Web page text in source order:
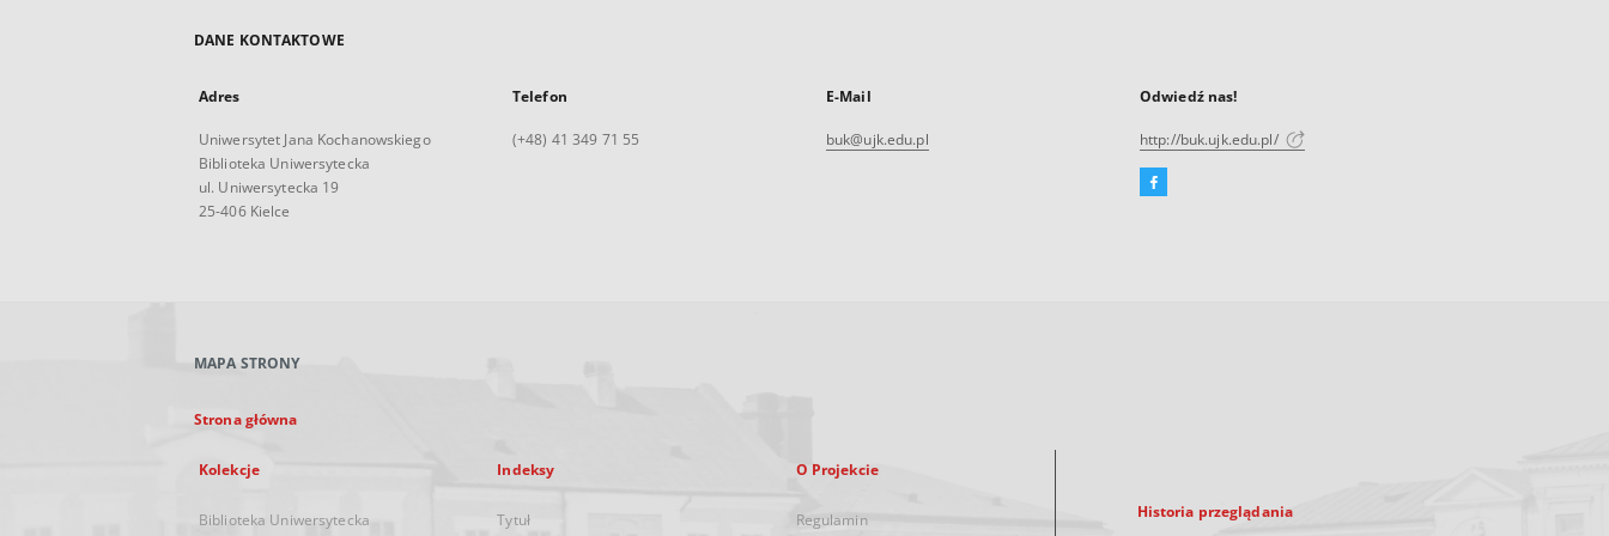
DANE KONTAKTOWE
Adres
Uniwersytet Jana Kochanowskiego
Biblioteka Uniwersytecka
ul. Uniwersytecka 19
25-406 Kielce
Telefon
(+48) 41 349 71 55
E-Mail
buk@ujk.edu.pl
Odwiedź nas!
http://buk.ujk.edu.pl/
Facebook
MAPA STRONY
Strona główna
Kolekcje
Biblioteka Uniwersytecka
Indeksy
Tytuł
O Projekcie
Regulamin Historia przeglądania